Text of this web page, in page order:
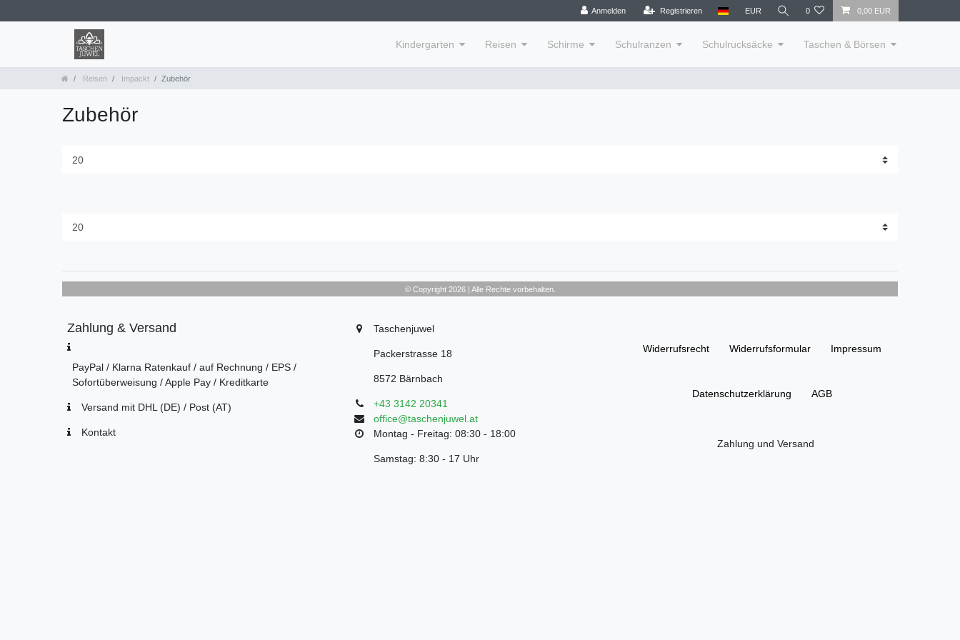
Anmelden Registrieren EUR 0 0,00 EUR
Kindergarten Reisen Schirme Schulranzen Schulrucksäcke Taschen & Börsen
Reisen Impackt Zubehör
Zubehör
© Copyright 2026 | Alle Rechte vorbehalten.
Zahlung & Versand
PayPal / Klarna Ratenkauf / auf Rechnung / EPS /
Sofortüberweisung / Apple Pay / Kreditkarte
Versand mit DHL (DE) / Post (AT)
Kontakt
Taschenjuwel
Packerstrasse 18
8572 Bärnbach
+43 3142 20341
office@taschenjuwel.at
Montag - Freitag: 08:30 - 18:00
Samstag: 8:30 - 17 Uhr
Widerrufs­recht Widerrufs­formular Impressum
Daten­schutz­erklärung AGB
Zahlung und Versand